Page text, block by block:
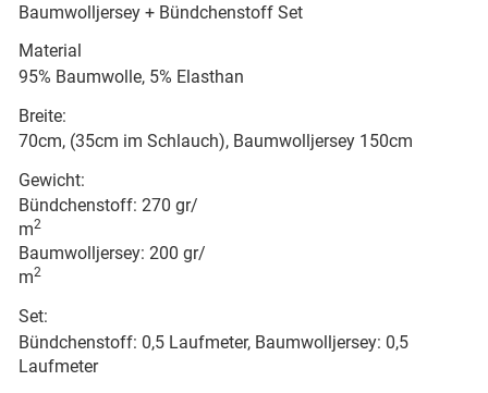
Baumwolljersey + Bündchenstoff Set
Material
95% Baumwolle, 5% Elasthan
Breite:
70cm, (35cm im Schlauch), Baumwolljersey 150cm
Gewicht:
Bündchenstoff: 270 gr/
m2
Baumwolljersey: 200 gr/
m2
Set:
Bündchenstoff: 0,5 Laufmeter, Baumwolljersey: 0,5
Laufmeter